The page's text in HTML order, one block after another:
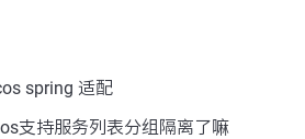
spring 适配
支持服务列表分组隔离了嘛